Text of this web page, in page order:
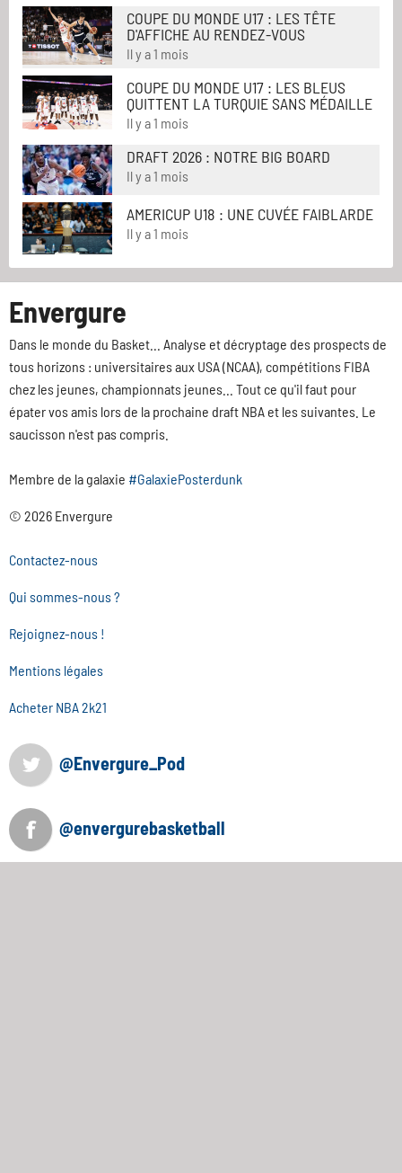
COUPE DU MONDE U17 : LES TÊTE
D'AFFICHE AU RENDEZ-VOUS
Il y a 1 mois
COUPE DU MONDE U17 : LES BLEUS
QUITTENT LA TURQUIE SANS MÉDAILLE
Il y a 1 mois
DRAFT 2026 : NOTRE BIG BOARD
Il y a 1 mois
AMERICUP U18 : UNE CUVÉE FAIBLARDE
Il y a 1 mois
Envergure
Dans le monde du Basket... Analyse et décryptage des prospects de
tous horizons : universitaires aux USA (NCAA), compétitions FIBA
chez les jeunes, championnats jeunes... Tout ce qu'il faut pour
épater vos amis lors de la prochaine draft NBA et les suivantes. Le
saucisson n'est pas compris.
Membre de la galaxie #GalaxiePosterdunk
© 2026 Envergure
Contactez-nous
Qui sommes-nous ?
Rejoignez-nous !
Mentions légales
Acheter NBA 2k21
@Envergure_Pod
@envergurebasketball